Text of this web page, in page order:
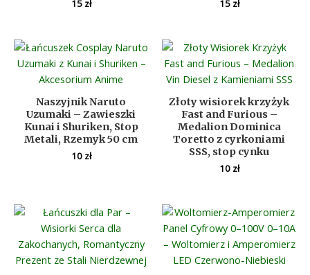
15 zł 15 zł
Naszyjnik Naruto
Uzumaki – Zawieszki
Kunai i Shuriken, Stop
Metali, Rzemyk 50 cm
10 zł
Złoty wisiorek krzyżyk
Fast and Furious –
Medalion Dominica
Toretto z cyrkoniami
SSS, stop cynku
10 zł